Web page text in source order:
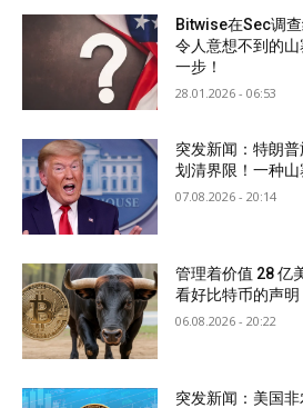
Bitwise在Sec调
令人意想不到的
一步！
28.01.2026 - 06:53
突发新闻：特朗
划清界限！一种山
07.08.2026 - 20:14
管理着价值 28 亿
看好比特币的声明
06.08.2026 - 20:22
突发新闻：美国非